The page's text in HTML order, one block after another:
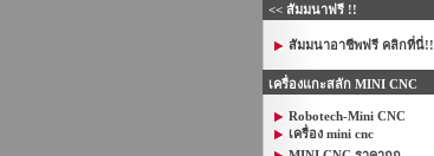
<< สัมมนาฟรี !!
สัมมนาอาชีพฟรี คลิกที่นี่!!
เครื่องแกะสลัก MINI CNC
Robotech-Mini CNC
เครื่อง mini cnc